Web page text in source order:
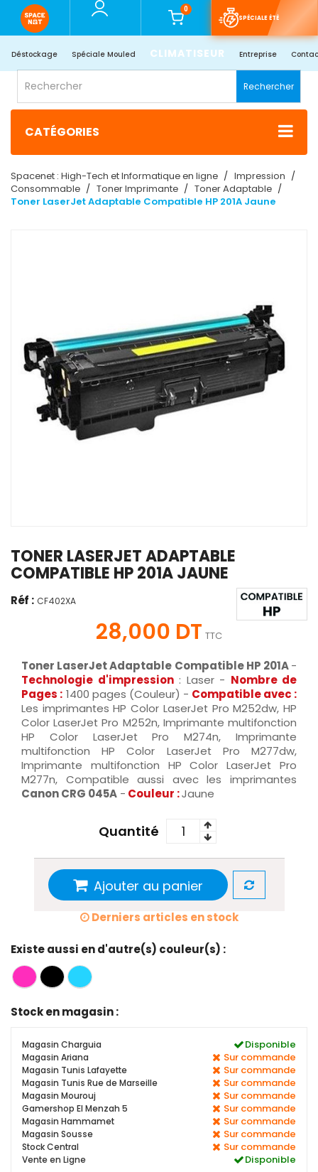
0
SPÉCIALE ÉTÉ
Déstockage Spéciale Mouled CLIMATISEUR Entreprise
Rechercher
CATÉGORIES
Spacenet : High-Tech et Informatique en ligne
Impression
Consommable
Toner Imprimante
Toner Adaptable
Toner LaserJet Adaptable Compatible HP 201A Jaune
TONER LASERJET ADAPTABLE
COMPATIBLE HP 201A JAUNE
Réf : CF402XA
28,000 DT TTC
Toner LaserJet Adaptable Compatible HP 201A-
Technologie d'impression: Laser - Nombre de
Pages : 1400 pages (Couleur) - Compatible avec :
Les imprimantes HP Color LaserJet Pro M252dw, HP
Color LaserJet Pro M252n, Imprimante multifonction
HP Color LaserJet Pro M274n, Imprimante
multifonction HP Color LaserJet Pro M277dw,
Imprimante multifonction HP Color LaserJet Pro
M277n, Compatible aussi avec les imprimantes
Canon CRG 045A - Couleur :Jaune
Quantité
Ajouter au panier
Derniers articles en stock
Existe aussi en d'autre(s) couleur(s) :
Stock en magasin :
Magasin Charguia Disponible
Magasin Ariana Sur commande
Magasin Tunis Lafayette Sur commande
Magasin Tunis Rue de Marseille Sur commande
Magasin Mourouj Sur commande
Gamershop El Menzah 5 Sur commande
Magasin Hammamet Sur commande
Magasin Sousse Sur commande
Stock Central Sur commande
Vente en Ligne Disponible